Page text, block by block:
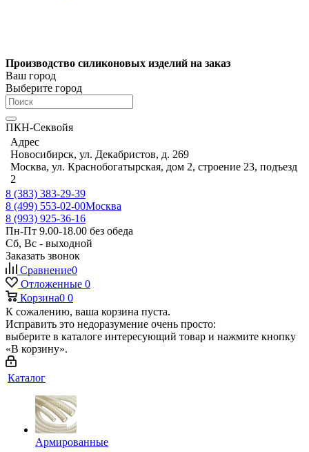
Производство силиконовых изделий на заказ
Ваш город
Выберите город
ПКН-Секвойя
Адрес
Новосибирск, ул. Декабристов, д. 269
Москва, ул. Краснобогатырская, дом 2, строение 23, подъезд
2
8 (383) 383-29-39
8 (499) 553-02-00Москва
8 (993) 925-36-16
Пн-Пт 9.00-18.00 без обеда
Сб, Вс - выходной
Заказать звонок
Сравнение0
Отложенные 0
Корзина0 0
К сожалению, ваша корзина пуста.
Исправить это недоразумение очень просто:
выберите в каталоге интересующий товар и нажмите кнопку
«В корзину».
Каталог
Армированные